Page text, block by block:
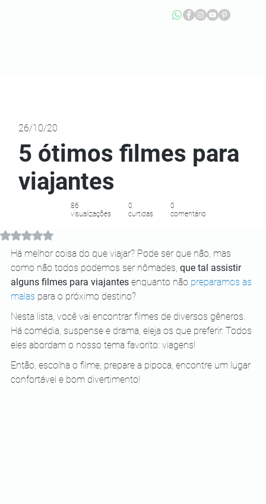
Avaliado com NaN de 5 estrelas.
Há melhor coisa do que viajar? Pode ser que não, mas
como não todos podemos ser nômades, que tal assistir
alguns filmes para viajantes enquanto não preparamos as
malas para o próximo destino?
Nesta lista, você vai encontrar filmes de diversos gêneros.
Há comédia, suspense e drama, eleja os que preferir. Todos
eles abordam o nosso tema favorito: viagens!
Então, escolha o filme, prepare a pipoca, encontre um lugar
confortável e bom divertimento!
86
visualizações
0
curtidas
0
comentário
5 ótimos filmes para
viajantes
26/10/20